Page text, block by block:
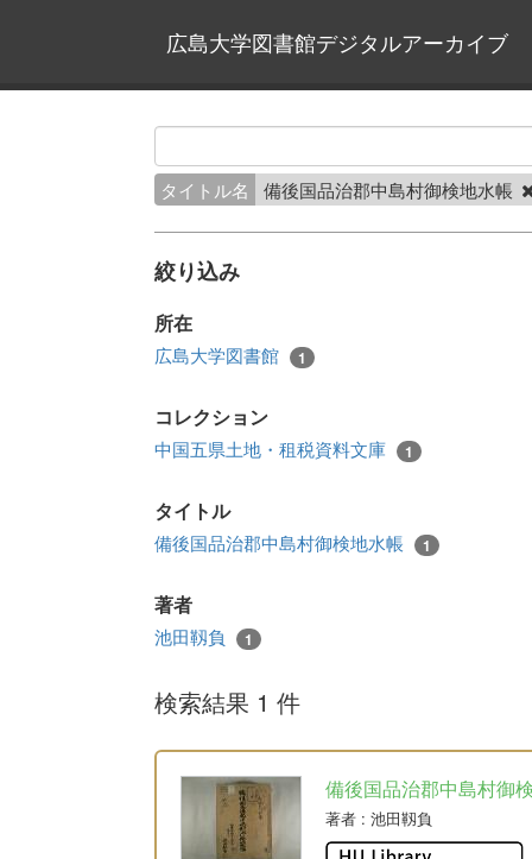
広島大学図書館デジタルアーカイブ
タイトル名 備後国品治郡中島村御検地水帳
絞り込み
所在
広島大学図書館 1
コレクション
中国五県土地・租税資料文庫 1
タイトル
備後国品治郡中島村御検地水帳 1
著者
池田靱負 1
検索結果 1 件
備後国品治郡中島村御
著者 : 池田靱負